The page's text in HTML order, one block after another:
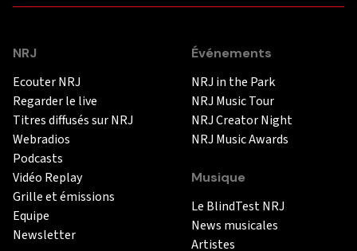
NRJ
Ecouter NRJ
Regarder le live
Titres diffusés sur NRJ
Webradios
Podcasts
Vidéo Replay
Grille et émissions
Equipe
Newsletter
Événements
NRJ in the Park
NRJ Music Tour
NRJ Creator Night
NRJ Music Awards
Musique
Le BlindTest NRJ
News musicales
Artistes